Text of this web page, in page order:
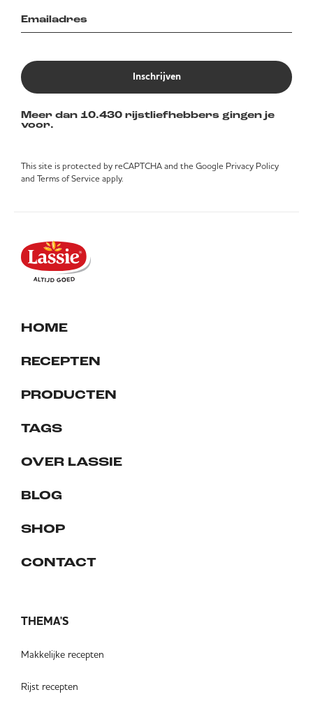
Inschrijven
Meer dan 10.430 rijstliefhebbers gingen je
voor.
This site is protected by reCAPTCHA and the Google Privacy Policy
and Terms of Service apply.
HOME
RECEPTEN
PRODUCTEN
TAGS
OVER LASSIE
BLOG
SHOP
CONTACT
THEMA'S
Makkelijke recepten
Rijst recepten